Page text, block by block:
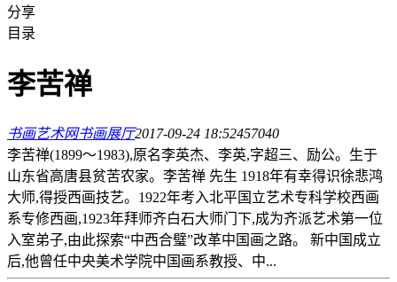
分享
目录
李苦禅
书画艺术网书画展厅2017-09-24 18:52457040
李苦禅(1899～1983),原名李英杰、李英,字超三、励公。生于
山东省高唐县贫苦农家。李苦禅 先生 1918年有幸得识徐悲鸿
大师,得授西画技艺。1922年考入北平国立艺术专科学校西画
系专修西画,1923年拜师齐白石大师门下,成为齐派艺术第一位
入室弟子,由此探索“中西合璧”改革中国画之路。 新中国成立
后,他曾任中央美术学院中国画系教授、中...